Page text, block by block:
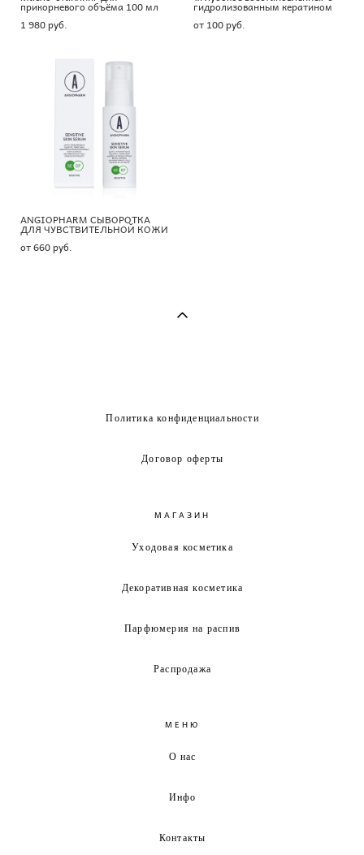
прикорневого объёма 100 мл
1 980 pуб.
гидролизованным кератином
от 100 pуб.
ANGIOPHARM СЫВОРОТКА
ДЛЯ ЧУВСТВИТЕЛЬНОЙ КОЖИ
от 660 pуб.
Политика конфиденциальности
Договор оферты
МАГАЗИН
Уходовая косметика
Декоративная косметика
Парфюмерия на распив
Распродажа
МЕНЮ
О нас
Инфо
Контакты